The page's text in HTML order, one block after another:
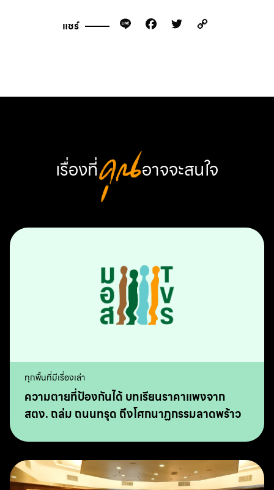
แชร์ Line Facebook
Twitter
เรื่องที่คุณ อาจจะสนใจ
ทุกพื้นที่มีเรื่องเล่า
ความตายที่ป้องกันได้ บทเรียนราคาแพงจาก
สตง. ถล่ม ถนนทรุด ถึงโศกนาฏกรรมลาดพร้าว